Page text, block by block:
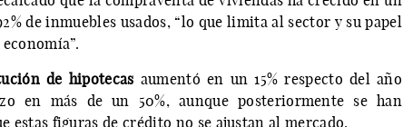
de inmuebles usados, “lo que limita al sector y su papel
de hipotecas aumentó en un 15% respecto del año
en más de un 50%, aunque posteriormente se han
estas figuras de crédito no se ajustan al mercado.